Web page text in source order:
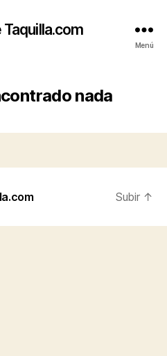
Taquilla.com
Menú
nada
Subir ↑